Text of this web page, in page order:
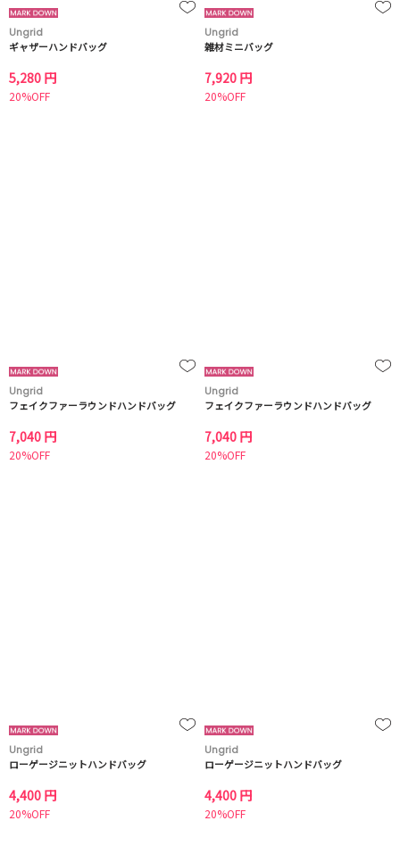
Ungrid
ギャザーハンドバッグ
5,280 円
20%OFF
Ungrid
雑材ミニバッグ
7,920 円
20%OFF
Ungrid
フェイクファーラウンドハンドバッグ
7,040 円
20%OFF
Ungrid
フェイクファーラウンドハンドバッグ
7,040 円
20%OFF
Ungrid
ローゲージニットハンドバッグ
4,400 円
20%OFF
Ungrid
ローゲージニットハンドバッグ
4,400 円
20%OFF